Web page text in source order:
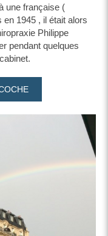
une française (
en 1945 , il était alors
Philippe
pendant quelques